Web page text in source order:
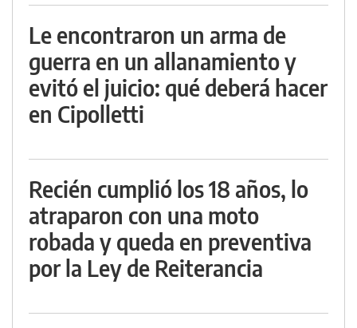
Le encontraron un arma de
guerra en un allanamiento y
evitó el juicio: qué deberá hacer
en Cipolletti
Recién cumplió los 18 años, lo
atraparon con una moto
robada y queda en preventiva
por la Ley de Reiterancia